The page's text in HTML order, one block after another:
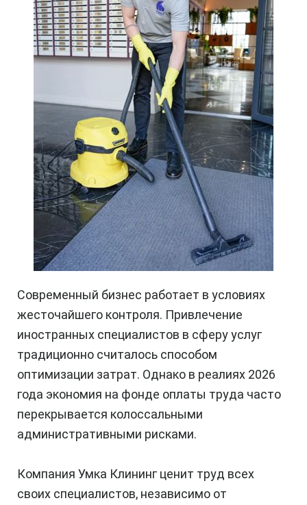
Современный бизнес работает в условиях
жесточайшего контроля. Привлечение
иностранных специалистов в сферу услуг
традиционно считалось способом
оптимизации затрат. Однако в реалиях 2026
года экономия на фонде оплаты труда часто
перекрывается колоссальными
административными рисками.
Компания Умка Клининг ценит труд всех
своих специалистов, независимо от